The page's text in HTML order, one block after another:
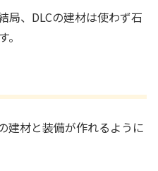
局、DLCの建材は使わず石
建材と装備が作れるように